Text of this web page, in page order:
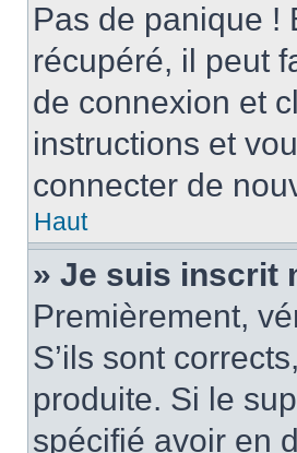
Pas de panique !
récupéré, il peut
de connexion et
instructions et
connecter de
Haut
» Je suis inscrit
Premièrement,
S’ils sont
produite. Si le
spécifié avoir en